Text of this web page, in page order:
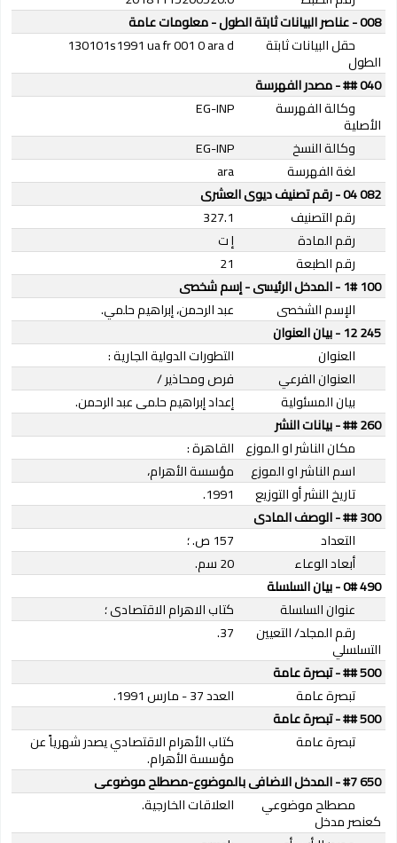
008 - عناصر البيانات ثابتة الطول - معلومات عامة
حقل البيانات ثابتة
الطول
130101s1991 ua fr 001 0 ara d
040 ## - مصدر الفهرسة
وكالة الفهرسة
الأصلية
EG-INP
وكالة النسخ
EG-INP
لغة الفهرسة
ara
082 04 - رقم تصنيف ديوى العشرى
رقم التصنيف
327.1
رقم المادة
إ ت
رقم الطبعة
21
100 1# - المدخل الرئيسى - إسم شخصى
الإسم الشخصى
عبد الرحمن، إبراهيم حلمي.
245 12 - بيان العنوان
العنوان
التطورات الدولية الجارية :
العنوان الفرعي
فرص ومحاذير /
بيان المسئولية
إعداد إبراهيم حلمى عبد الرحمن.
260 ## - بيانات النشر
مكان الناشر او الموزع القاهرة :
اسم الناشر او الموزع
مؤسسة الأهرام،
تاريخ النشر أو التوزيع
1991.
300 ## - الوصف المادى
التعداد
157 ص. ؛
أبعاد الوعاء
20 سم.
490 0# - بيان السلسلة
عنوان السلسلة
كتاب الاهرام الاقتصادى ؛
رقم المجلد/ التعيين
التسلسلي
37.
500 ## - تبصرة عامة
تبصرة عامة
العدد 37 - مارس 1991.
500 ## - تبصرة عامة
تبصرة عامة
كتاب الأهرام الاقتصادي يصدر شهرياً عن
مؤسسة الأهرام.
650 #7 - المدخل الاضافى بالموضوع-مصطلح موضوعى
مصطلح موضوعي
كعنصر مدخل
العلاقات الخارجية.